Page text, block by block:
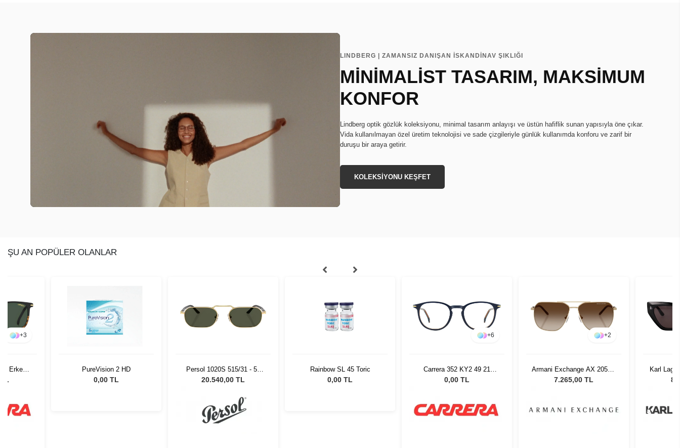
LINDBERG | ZAMANSIZ DANIŞAN İSKANDİNAV ŞIKLIĞI
MİNİMALİST TASARIM, MAKSİMUM
KONFOR
Lindberg optik gözlük koleksiyonu, minimal tasarım anlayışı ve üstün hafiflik sunan yapısıyla öne çıkar.
Vida kullanılmayan özel üretim teknolojisi ve sade çizgileriyle günlük kullanımda konforu ve zarif bir
duruşu bir araya getirir.
KOLEKSİYONU KEŞFET
ŞU AN POPÜLER OLANLAR
+3
Erkek
PureVision 2 HD
0,00 TL
Persol 1020S 515/31 - 57
Erkek Güneş Gözlüğü
20.540,00 TL
Rainbow SL 45 Toric
0,00 TL
+6
Carrera 352 KY2 49 21
84004
0,00 TL
+2
Armani Exchange AX 2057S
612113 - 59 Unisex Güneş
7.265,00 TL
Karl
Black